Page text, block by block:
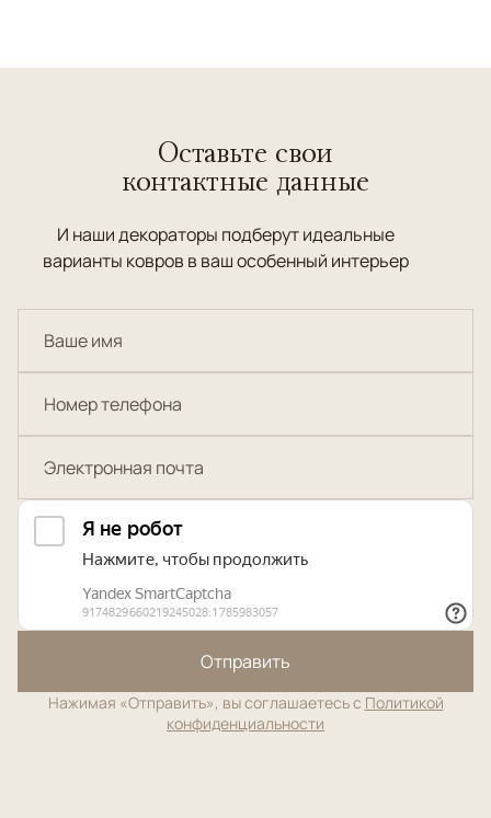
Оставьте свои
контактные данные
И наши декораторы подберут идеальные
варианты ковров в ваш особенный интерьер
Отправить
Нажимая «Отправить», вы соглашаетесь с Политикой
конфиденциальности